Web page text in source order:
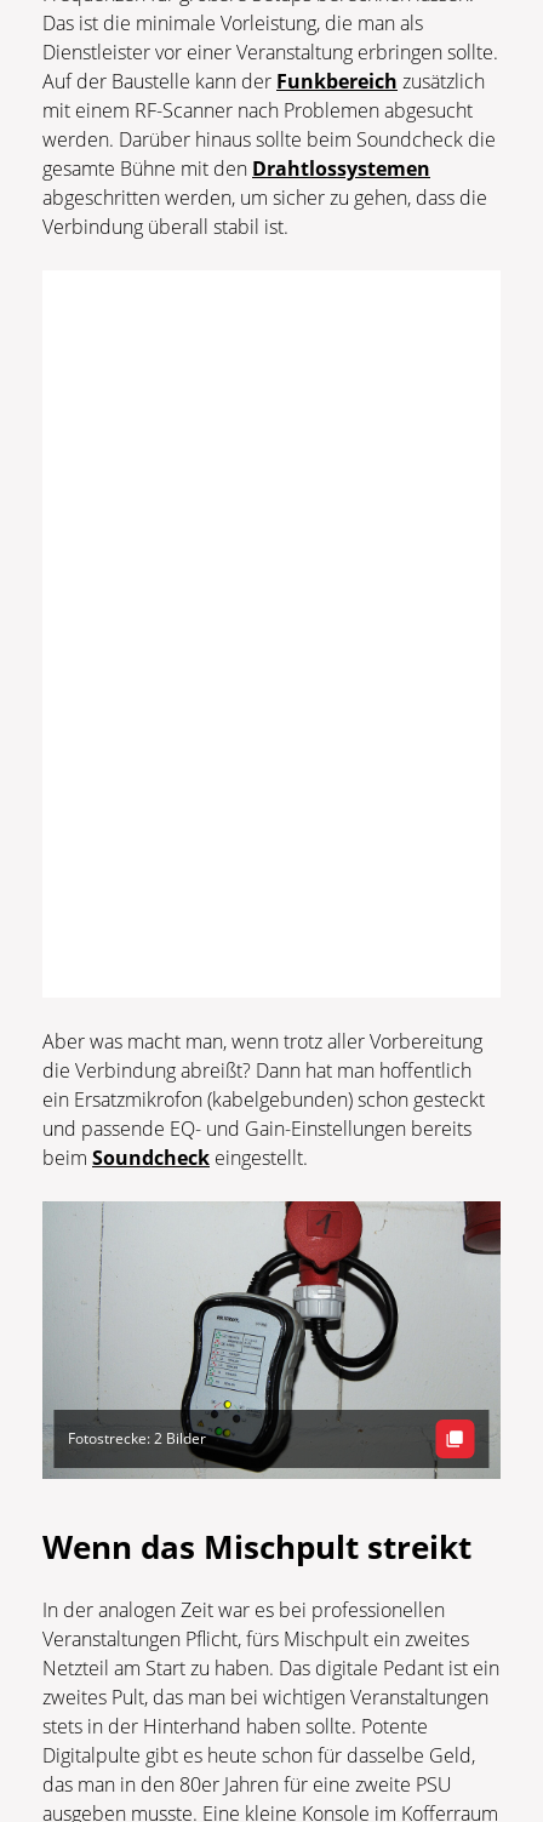
Das ist die minimale Vorleistung, die man als
Dienstleister vor einer Veranstaltung erbringen sollte.
Auf der Baustelle kann der Funkbereich zusätzlich
mit einem RF-Scanner nach Problemen abgesucht
werden. Darüber hinaus sollte beim Soundcheck die
gesamte Bühne mit den Drahtlossystemen
abgeschritten werden, um sicher zu gehen, dass die
Verbindung überall stabil ist.
Aber was macht man, wenn trotz aller Vorbereitung
die Verbindung abreißt? Dann hat man hoffentlich
ein Ersatzmikrofon (kabelgebunden) schon gesteckt
und passende EQ- und Gain-Einstellungen bereits
beim Soundcheck eingestellt.
Fotostrecke: 2 Bilder
Wenn das Mischpult streikt
In der analogen Zeit war es bei professionellen
Veranstaltungen Pflicht, fürs Mischpult ein zweites
Netzteil am Start zu haben. Das digitale Pedant ist ein
zweites Pult, das man bei wichtigen Veranstaltungen
stets in der Hinterhand haben sollte. Potente
Digitalpulte gibt es heute schon für dasselbe Geld,
das man in den 80er Jahren für eine zweite PSU
ausgeben musste. Eine kleine Konsole im Kofferraum